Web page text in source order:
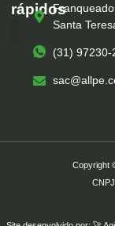
rápidos
Santa
(31) 97230-
Copyright